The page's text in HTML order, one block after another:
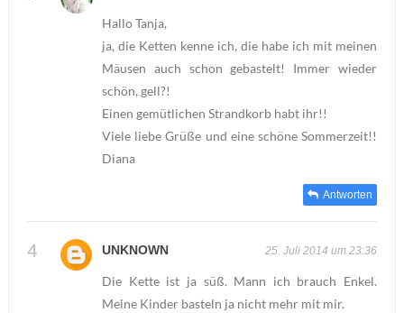
Hallo Tanja,
ja, die Ketten kenne ich, die habe ich mit meinen
Mäusen auch schon gebastelt! Immer wieder
schön, gell?!
Einen gemütlichen Strandkorb habt ihr!!
Viele liebe Grüße und eine schöne Sommerzeit!!
Diana
Antworten
UNKNOWN 25. Juli 2014 um 23:36
Die Kette ist ja süß. Mann ich brauch Enkel.
Meine Kinder basteln ja nicht mehr mit mir.